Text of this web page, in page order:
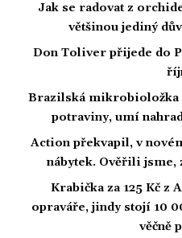
Jak se radovat z
většinou jediný
Don Toliver přijede do
Brazilská mikrobioložka
potraviny, umí
Action překvapil, v
nábytek. Ověřili jsme,
Krabička za 125 Kč z
opraváře, jindy stojí 10
věčně